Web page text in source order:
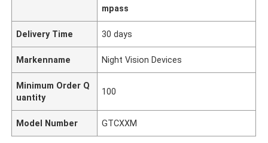
mpass
Delivery Time 30 days
Markenname Night Vision Devices
Minimum Order Q
uantity
100
Model Number GTCXXM